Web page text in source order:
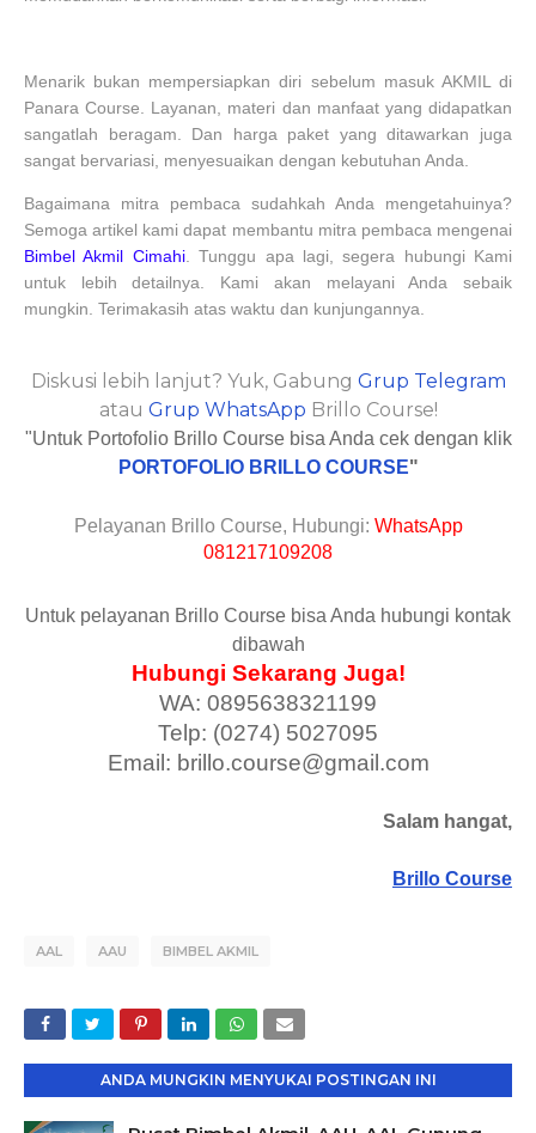
Menarik bukan mempersiapkan diri sebelum masuk AKMIL di
Panara Course. Layanan, materi dan manfaat yang didapatkan
sangatlah beragam. Dan harga paket yang ditawarkan juga
sangat bervariasi, menyesuaikan dengan kebutuhan Anda.
Bagaimana mitra pembaca sudahkah Anda mengetahuinya?
Semoga artikel kami dapat membantu mitra pembaca mengenai
Bimbel Akmil Cimahi. Tunggu apa lagi, segera hubungi Kami
untuk lebih detailnya. Kami akan melayani Anda sebaik
mungkin. Terimakasih atas waktu dan kunjungannya.
Diskusi lebih lanjut? Yuk, Gabung Grup Telegram
atau Grup WhatsApp Brillo Course!
"Untuk Portofolio Brillo Course bisa Anda cek dengan klik
PORTOFOLIO BRILLO COURSE"
Pelayanan Brillo Course, Hubungi: WhatsApp
081217109208
Untuk pelayanan Brillo Course bisa Anda hubungi kontak
dibawah
Hubungi Sekarang Juga!
WA: 0895638321199
Telp: (0274) 5027095
Email: brillo.course@gmail.com
Salam hangat,
Brillo Course
AAL AAU BIMBEL AKMIL
ANDA MUNGKIN MENYUKAI POSTINGAN INI